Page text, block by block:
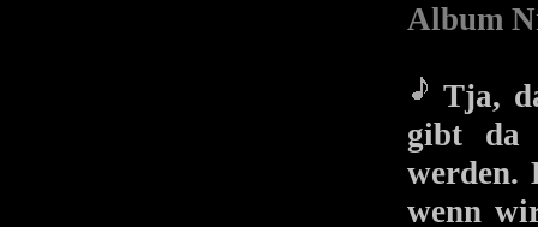
Album
Tja,
gibt da
werden.
wenn